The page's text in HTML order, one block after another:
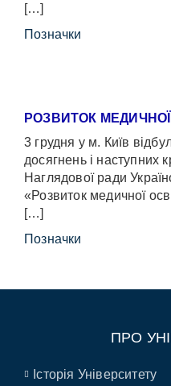
[…]
Позначки
РОЗВИТОК МЕДИЧНОЇ
3 грудня у м. Київ
досягнень і наступних
Наглядової ради
«Розвиток медичної
[…]
Позначки
ПРО
Історія Університету